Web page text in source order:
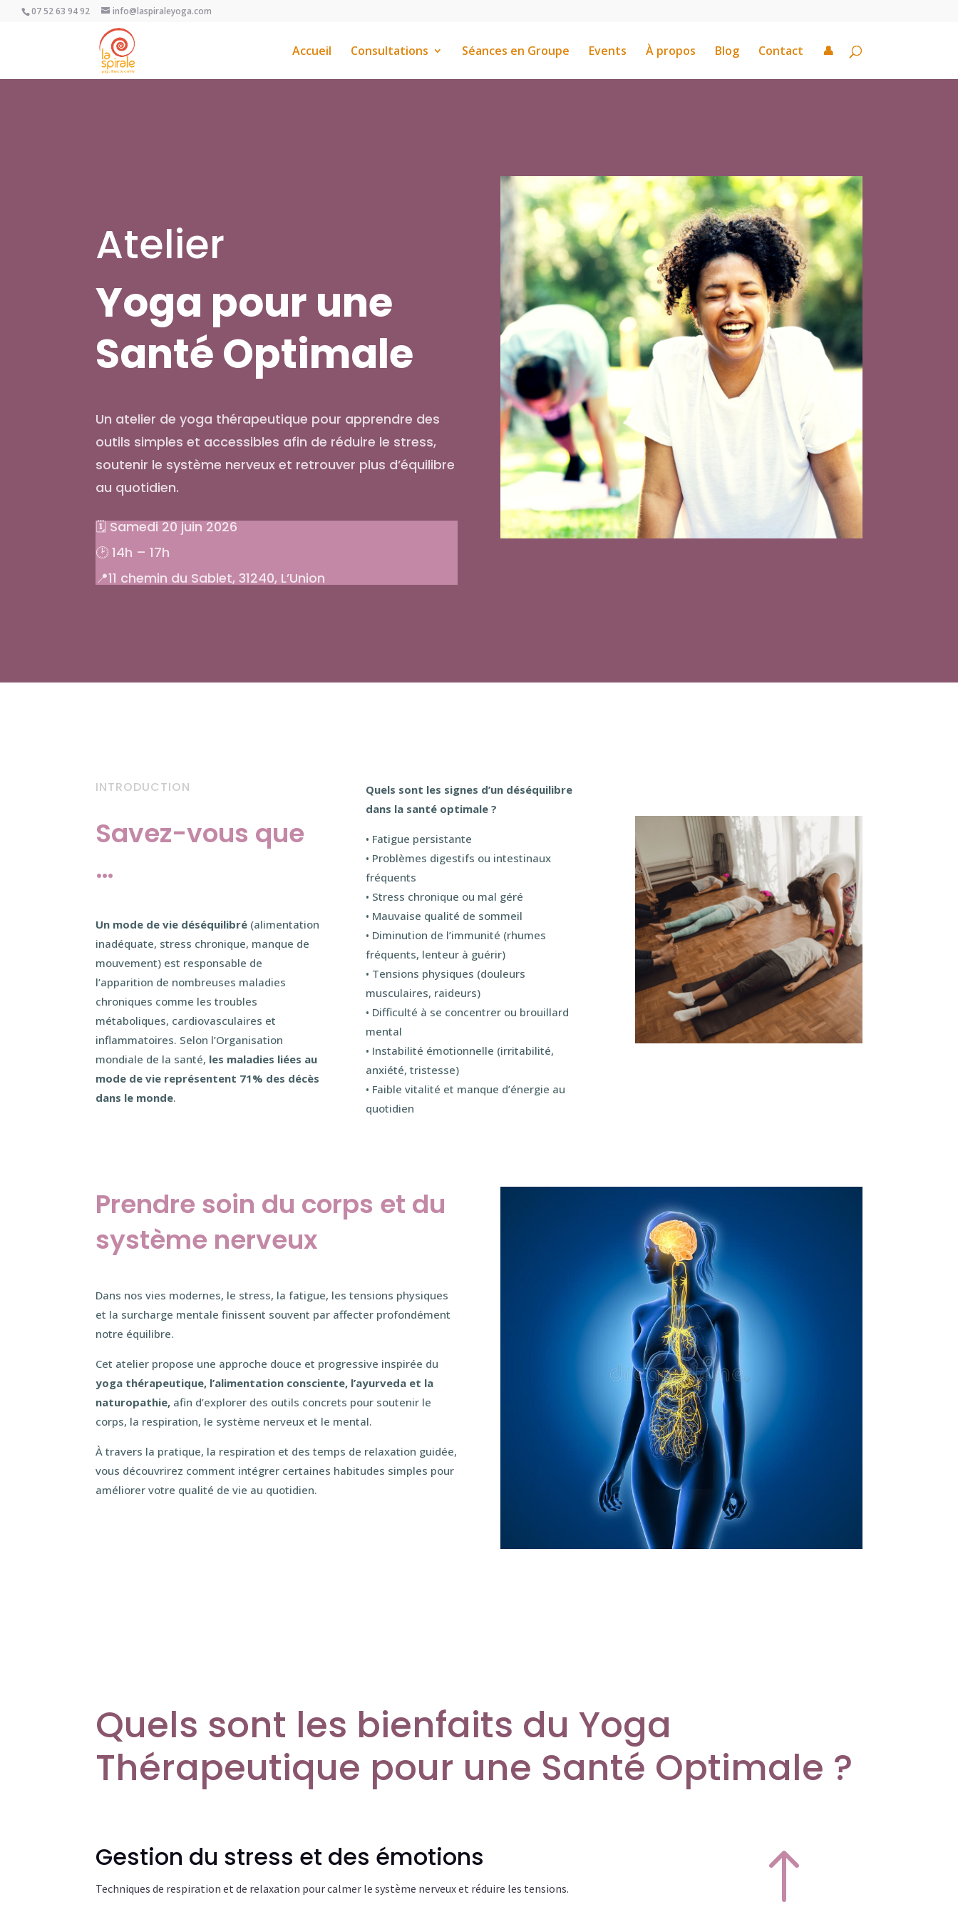
07 52 63 94 92 info@laspiraleyoga.com
Accueil Consultations Séances en Groupe Events À propos Blog Contact 👤
Atelier
Yoga pour une
Santé Optimale
Un atelier de yoga thérapeutique pour apprendre des
outils simples et accessibles afin de réduire le stress,
soutenir le système nerveux et retrouver plus d’équilibre
au quotidien.
🗓️ Samedi 20 juin 2026
🕑 14h – 17h
📍11 chemin du Sablet, 31240, L’Union
INTRODUCTION
Savez-vous que
…
Un mode de vie déséquilibré (alimentation
inadéquate, stress chronique, manque de
mouvement) est responsable de
l’apparition de nombreuses maladies
chroniques comme les troubles
métaboliques, cardiovasculaires et
inflammatoires. Selon l’Organisation
mondiale de la santé, les maladies liées au
mode de vie représentent 71% des décès
dans le monde.
Quels sont les signes d’un déséquilibre
dans la santé optimale ?
• Fatigue persistante
• Problèmes digestifs ou intestinaux
fréquents
• Stress chronique ou mal géré
• Mauvaise qualité de sommeil
• Diminution de l’immunité (rhumes
fréquents, lenteur à guérir)
• Tensions physiques (douleurs
musculaires, raideurs)
• Difficulté à se concentrer ou brouillard
mental
• Instabilité émotionnelle (irritabilité,
anxiété, tristesse)
• Faible vitalité et manque d’énergie au
quotidien
Prendre soin du corps et du
système nerveux
Dans nos vies modernes, le stress, la fatigue, les tensions physiques
et la surcharge mentale finissent souvent par affecter profondément
notre équilibre.
Cet atelier propose une approche douce et progressive inspirée du
yoga thérapeutique, l’alimentation consciente, l’ayurveda et la
naturopathie, afin d’explorer des outils concrets pour soutenir le
corps, la respiration, le système nerveux et le mental.
À travers la pratique, la respiration et des temps de relaxation guidée,
vous découvrirez comment intégrer certaines habitudes simples pour
améliorer votre qualité de vie au quotidien.
Quels sont les bienfaits du Yoga
Thérapeutique pour une Santé Optimale ?
Gestion du stress et des émotions
Techniques de respiration et de relaxation pour calmer le système nerveux et réduire les tensions. !